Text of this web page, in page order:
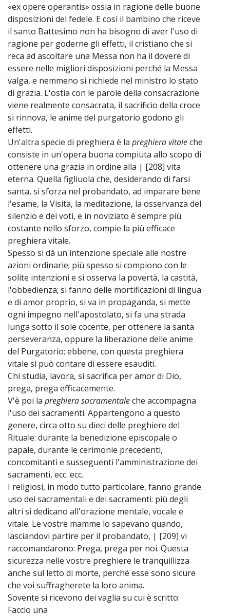
«ex opere operantis» ossia in ragione delle buone
disposizioni del fedele. E così il bambino che riceve
il santo Battesimo non ha bisogno di aver l'uso di
ragione per goderne gli effetti, il cristiano che si
reca ad ascoltare una Messa non ha il dovere di
essere nelle migliori disposizioni perché la Messa
valga, e nemmeno si richiede nel ministro lo stato
di grazia. L'ostia con le parole della consacrazione
viene realmente consacrata, il sacrificio della croce
si rinnova, le anime del purgatorio godono gli
effetti.
Un'altra specie di preghiera è la preghiera vitaleche
consiste in un'opera buona compiuta allo scopo di
ottenere una grazia in ordine alla | [208] vita
eterna. Quella figliuola che, desiderando di farsi
santa, si sforza nel probandato, ad imparare bene
l'esame, la Visita, la meditazione, la osservanza del
silenzio e dei voti, e in noviziato è sempre più
costante nello sforzo, compie la più efficace
preghiera vitale.
Spesso si dà un'intenzione speciale alle nostre
azioni ordinarie; più spesso si compiono con le
solite intenzioni e si osserva la povertà, la castità,
l'obbedienza; si fanno delle mortificazioni di lingua
e di amor proprio, si va in propaganda, si mette
ogni impegno nell'apostolato, si fa una strada
lunga sotto il sole cocente, per ottenere la santa
perseveranza, oppure la liberazione delle anime
del Purgatorio; ebbene, con questa preghiera
vitale si può contare di essere esauditi.
Chi studia, lavora, si sacrifica per amor di Dio,
prega, prega efficacemente.
V'è poi la preghiera sacramentaleche accompagna
l'uso dei sacramenti. Appartengono a questo
genere, circa otto su dieci delle preghiere del
Rituale: durante la benedizione episcopale o
papale, durante le cerimonie precedenti,
concomitanti e susseguenti l'amministrazione dei
sacramenti, ecc. ecc.
I religiosi, in modo tutto particolare, fanno grande
uso dei sacramentali e dei sacramenti: più degli
altri si dedicano all'orazione mentale, vocale e
vitale. Le vostre mamme lo sapevano quando,
lasciandovi partire per il probandato, | [209] vi
raccomandarono: Prega, prega per noi. Questa
sicurezza nelle vostre preghiere le tranquillizza
anche sul letto di morte, perché esse sono sicure
che voi suffragherete la loro anima.
Sovente si ricevono dei vaglia su cui è scritto:
Faccio una